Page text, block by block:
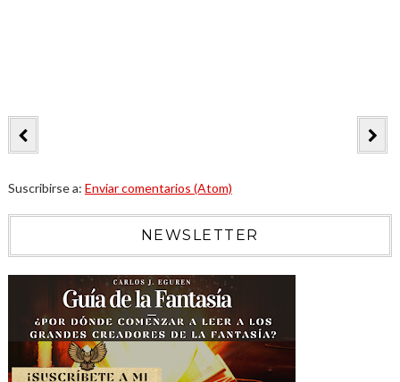
Suscribirse a: Enviar comentarios (Atom)
NEWSLETTER